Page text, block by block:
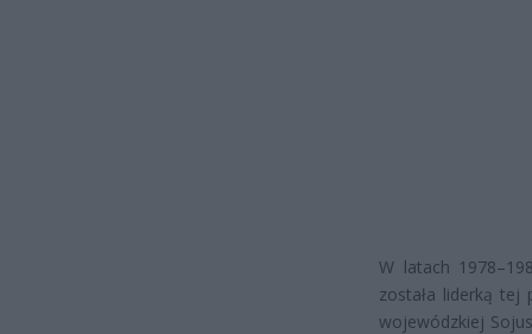
W latach
została liderką tej
wojewódzkiej